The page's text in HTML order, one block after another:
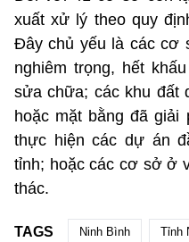
xuất xử lý theo quy
Đây chủ yếu là các cơ
nghiêm trọng, hết
sửa chữa; các khu đất
hoặc mặt bằng đã
thực hiện các dự án
tỉnh; hoặc các cơ sở ở
thác.
TAGS Ninh Bình Tỉnh